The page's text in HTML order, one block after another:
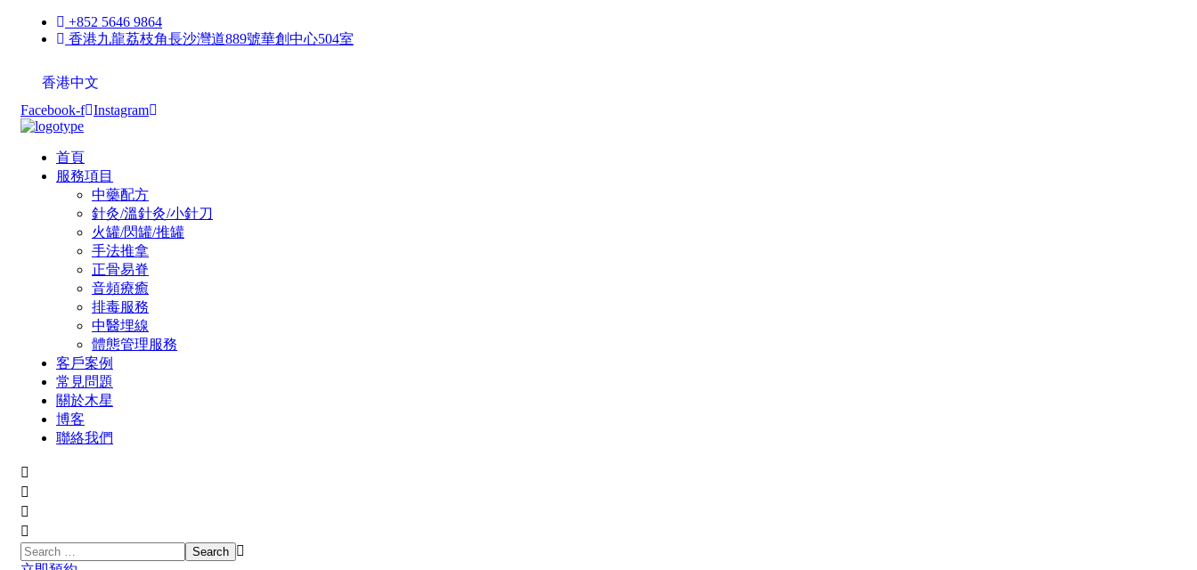
+852 5646 9864
香港九龍荔枝角長沙灣道889號華創中心504室
香港中文
Facebook-f Instagram
首頁
服務項目
中藥配方
針灸/溫針灸/小針刀
火罐/閃罐/推罐
手法推拿
正骨易脊
⾳頻療癒
排毒服務
中醫埋線
體態管理服務
客戶案例
常見問題
關於木星
博客
聯絡我們